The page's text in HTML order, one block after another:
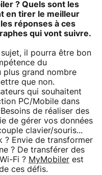
? Quels sont les
en tirer le meilleur
réponses à ces
qui vont suivre.
il pourra être bon
du
plus grand nombre
que non.
qui souhaitent
PC/Mobile dans
de réaliser des
de gérer vos données
clavier/souris...
? Envie de transformer
? De transférer des
Fi ? MyMobiler est
ces défis.